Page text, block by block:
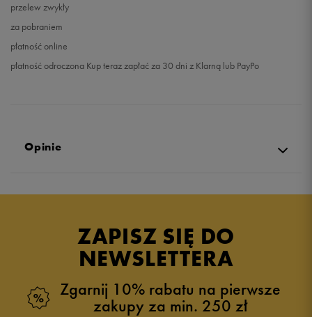
przelew zwykły
za pobraniem
płatność online
płatność odroczona Kup teraz zapłać za 30 dni z Klarną lub PayPo
Opinie
ZAPISZ SIĘ DO
NEWSLETTERA
Zgarnij 10% rabatu na pierwsze
zakupy za min. 250 zł